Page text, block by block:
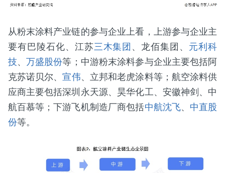
从粉末涂料产业链的参与企业上看，上游参与企业主
要有巴陵石化、江苏三木集团 、龙佰集团、 元利科
技、 万盛股份等；中游粉末涂料参与企业主要包括阿
克苏诺贝尔、宣伟、立邦和老虎涂料等；航空涂料供
应商主要包括深圳永天源、昊华化工、安徽神剑、中
航百慕等；下游飞机制造厂商包括中航沈飞、 中直股
份等。